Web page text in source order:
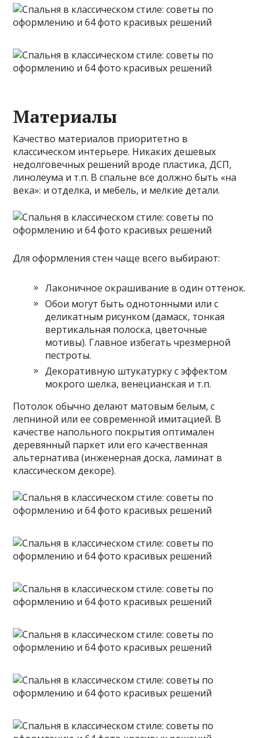
Материалы
Качество материалов приоритетно в
классическом интерьере. Никаких дешевых
недолговечных решений вроде пластика, ДСП,
линолеума и т.п. В спальне все должно быть «на
века»: и отделка, и мебель, и мелкие детали.
Для оформления стен чаще всего выбирают:
Лаконичное окрашивание в один оттенок.
Обои могут быть однотонными или с
деликатным рисунком (дамаск, тонкая
вертикальная полоска, цветочные
мотивы). Главное избегать чрезмерной
пестроты.
Декоративную штукатурку с эффектом
мокрого шелка, венецианская и т.п.
Потолок обычно делают матовым белым, с
лепниной или ее современной имитацией. В
качестве напольного покрытия оптимален
деревянный паркет или его качественная
альтернатива (инженерная доска, ламинат в
классическом декоре).